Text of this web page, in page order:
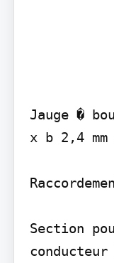
Jauge �
x b 2,4
Section
conducteur